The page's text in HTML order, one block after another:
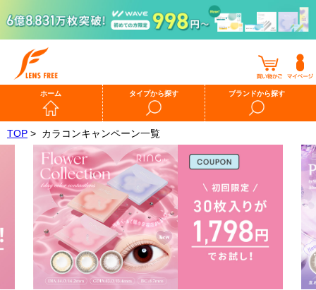
ホーム タイプから探す ブランドから探す
TOP > カラコンキャンペーン一覧